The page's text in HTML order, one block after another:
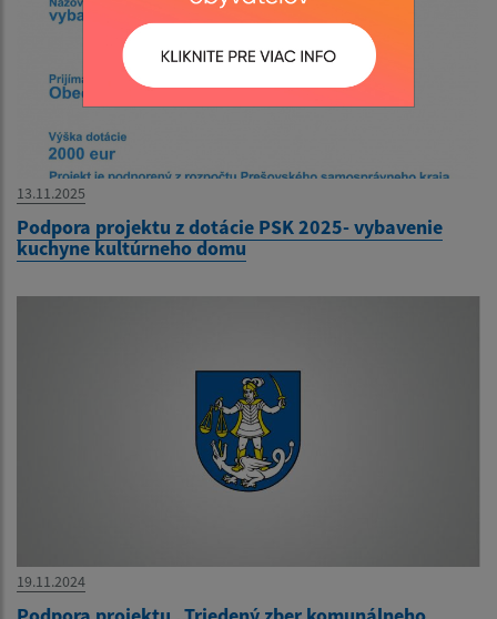
13.11.2025
Podpora projektu z dotácie PSK 2025- vybavenie
kuchyne kultúrneho domu
19.11.2024